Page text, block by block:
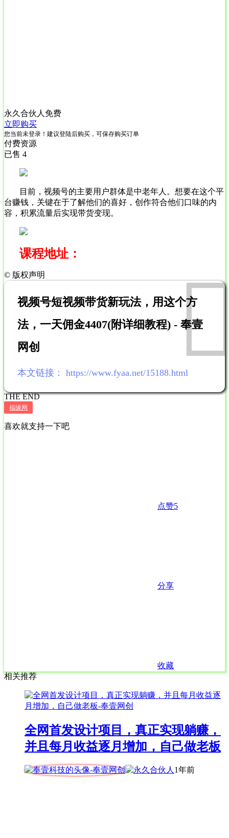
永久合伙人 免费
立即购买
您当前未登录！建议登陆后购买，可保存购买订单
付费资源
已售 4
目前，视频号的主要用户群体是中老年人。想要在这个平
台赚钱，关键在于了解他们的喜好，创作符合他们口味的内
容，积累流量后实现带货变现。
课程地址：
© 版权声明
视频号短视频带货新玩法，用这个方
法，一天佣金4407(附详细教程) - 奉壹
网创
本文链接： https://www.fyaa.net/15188.html
THE END
福缘网
喜欢就支持一下吧
点赞5
分享
收藏
相关推荐
全网首发设计项目，真正实现躺赚，
并且每月收益逐月增加，自己做老板
1年前